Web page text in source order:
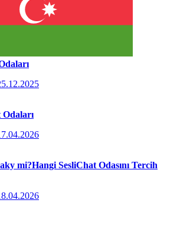
Odaları
mi?Hangi SesliChat Odasını Tercih